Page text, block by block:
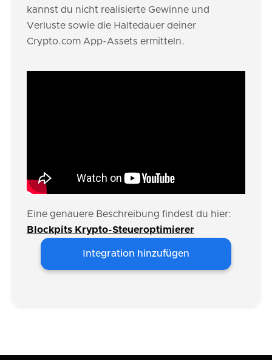
kannst du nicht realisierte Gewinne und
Verluste sowie die Haltedauer deiner
Crypto.com App-Assets ermitteln.
Eine genauere Beschreibung findest du hier:
Blockpits Krypto-Steueroptimierer
Integration hinzufügen